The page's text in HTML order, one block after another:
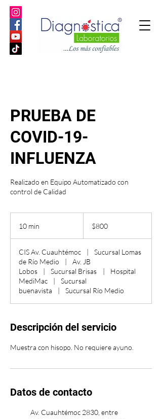
PRUEBA DE
COVID-19-
INFLUENZA
Realizado en Equipo Automatizado con
control de Calidad
10 min
m
i
mexicanos
$800
CIS Av. Cuauhtémoc |
Sucursal Lomas
de Río Medio
|
Av. JB
Lobos
| Sucursal Brisas |
Hospital
MediMac
|
Sucursal
buenavista
| Sucursal Río Medio
Descripción del servicio
Muestra con hisopo. No requiere ayuno.
Datos de contacto
Av. Cuauhtémoc 2830, entre